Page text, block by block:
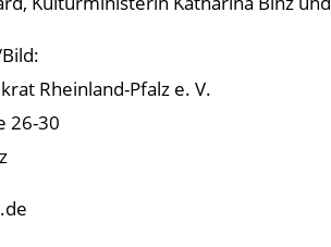
Rheinland-Pfalz e. V.
26-30